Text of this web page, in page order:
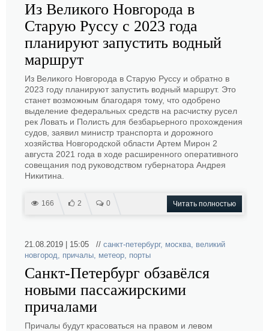
Из Великого Новгорода в
Старую Руссу с 2023 года
планируют запустить водный
маршрут
Из Великого Новгорода в Старую Руссу и обратно в
2023 году планируют запустить водный маршрут. Это
станет возможным благодаря тому, что одобрено
выделение федеральных средств на расчистку русел
рек Ловать и Полисть для безбарьерного прохождения
судов, заявил министр транспорта и дорожного
хозяйства Новгородской области Артем Мирон 2
августа 2021 года в ходе расширенного оперативного
совещания под руководством губернатора Андрея
Никитина.
166 2 0 Читать полностью
21.08.2019 | 15:05 // санкт-петербург, москва, великий
новгород, причалы, метеор, порты
Санкт-Петербург обзавёлся
новыми пассажирскими
причалами
Причалы будут красоваться на правом и левом